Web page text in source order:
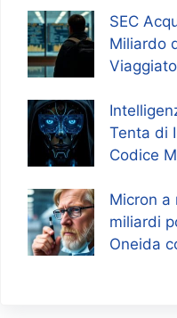
SEC
Miliardo
Tenta di
Codice
Micron a
miliardi
Oneida